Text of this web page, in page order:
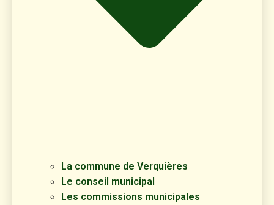
La commune de Verquières
Le conseil municipal
Les commissions municipales